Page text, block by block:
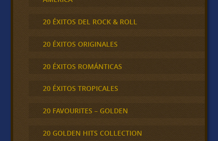
20 ÉXITOS DEL ROCK & ROLL
20 ÉXITOS ORIGINALES
20 ÉXITOS ROMÁNTICAS
20 ÉXITOS TROPICALES
20 FAVOURITES – GOLDEN
20 GOLDEN HITS COLLECTION